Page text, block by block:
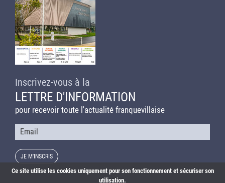
Ce site utilise les cookies uniquement pour son fonctionnement et sécuriser son
utilisation.
Inscrivez-vous à la
LETTRE D'INFORMATION
pour recevoir toute l'actualité franquevillaise
Courriel